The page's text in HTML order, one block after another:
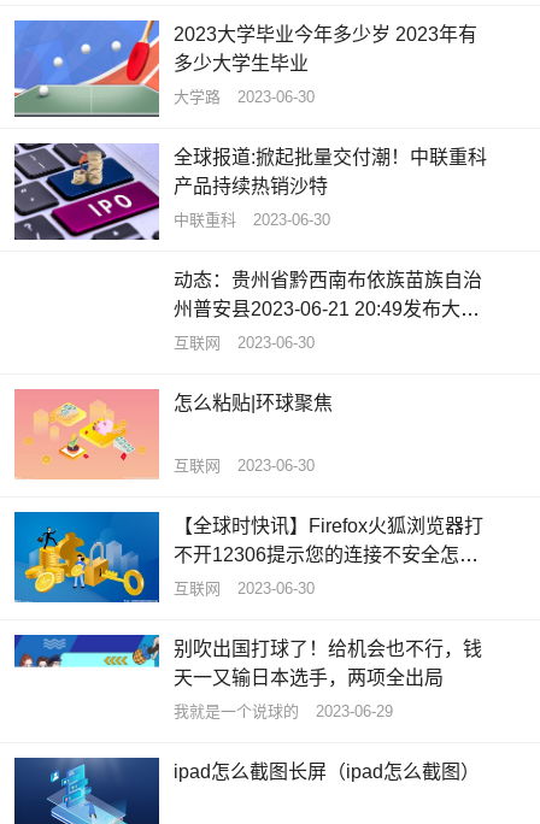
2023大学毕业今年多少岁 2023年有
多少大学生毕业
大学路 2023-06-30
全球报道:掀起批量交付潮！中联重科
产品持续热销沙特
中联重科 2023-06-30
动态：贵州省黔西南布依族苗族自治
州普安县2023-06-21 20:49发布大雾
黄色预警
互联网 2023-06-30
怎么粘贴|环球聚焦
互联网 2023-06-30
【全球时快讯】Firefox火狐浏览器打
不开12306提示您的连接不安全怎么
办
互联网 2023-06-30
别吹出国打球了！给机会也不行，钱
天一又输日本选手，两项全出局
我就是一个说球的 2023-06-29
ipad怎么截图长屏（ipad怎么截图）